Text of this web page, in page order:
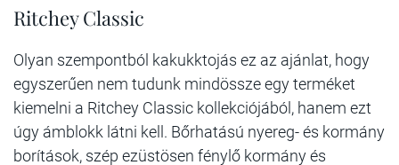
Ritchey Classic
Olyan szempontból kakukktojás ez az ajánlat, hogy
egyszerűen nem tudunk mindössze egy terméket
kiemelni a Ritchey Classic kollekciójából, hanem ezt
úgy ámblokk látni kell. Bőrhatású nyereg- és kormány
borítások, szép ezüstösen fénylő kormány és